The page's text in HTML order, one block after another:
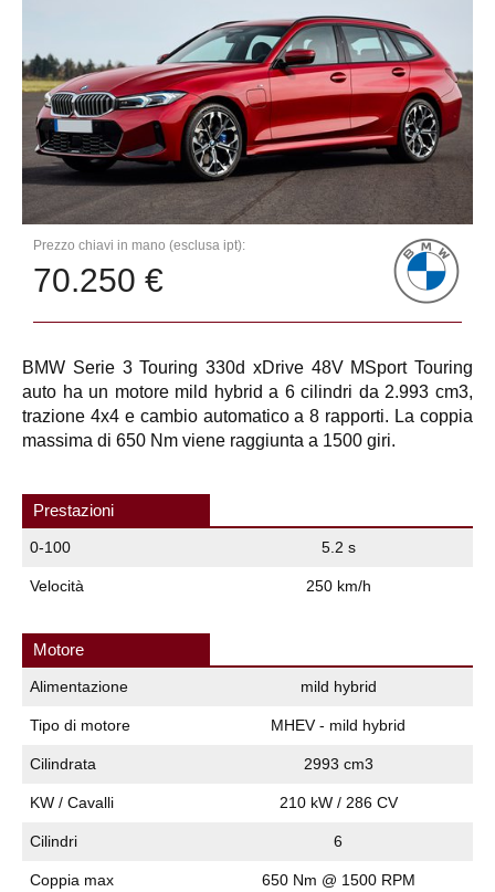
Prezzo chiavi in mano (esclusa ipt):
70.250 €
BMW Serie 3 Touring 330d xDrive 48V MSport Touring
auto ha un motore mild hybrid a 6 cilindri da 2.993 cm3,
trazione 4x4 e cambio automatico a 8 rapporti. La coppia
massima di 650 Nm viene raggiunta a 1500 giri.
Prestazioni
0-100 5.2 s
Velocità 250 km/h
Motore
Alimentazione mild hybrid
Tipo di motore MHEV - mild hybrid
Cilindrata 2993 cm3
KW / Cavalli 210 kW / 286 CV
Cilindri 6
Coppia max 650 Nm @ 1500 RPM